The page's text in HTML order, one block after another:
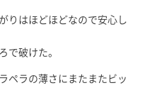
りはほどほどなので安心し
で破けた。
ペラの薄さにまたまたビッ